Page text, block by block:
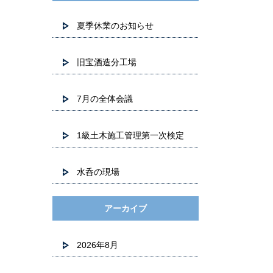
夏季休業のお知らせ
旧宝酒造分工場
7月の全体会議
1級土木施工管理第一次検定
水呑の現場
アーカイブ
2026年8月